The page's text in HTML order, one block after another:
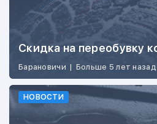
Скидка на переобувку
Барановичи | Больше 5 лет назад
НОВОСТИ